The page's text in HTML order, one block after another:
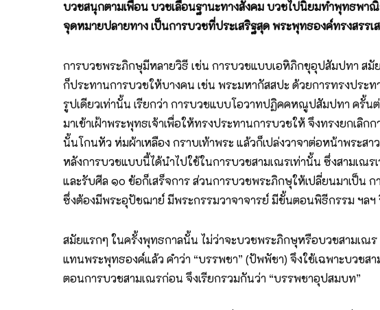
บวชสนุกตามเพื่อน บวชเลื่อนฐานะทางสังคม บวชไปนิยมทำพุทธพา
จุดหมายปลายทาง เป็นการบวชที่ประเสริฐสุด พระพุทธองค์ทรงสรรเ
การบวชพระภิกษุมีหลายวิธี เช่น การบวชแบบเอหิภิกขุอุปสัมปทา ส
ก็ประทานการบวชให้บางคน เช่น พระมหากัสสปะ ด้วยการทรงปร
รูปเดียวเท่านั้น เรียกว่า การบวชแบบโอวาทปฏิคคหณูปสัมปทา ครั้น
มาเข้าเฝ้าพระพุทธเจ้าเพื่อให้ทรงประทานการบวชให้ จึงทรงยก
นั้นโกนหัว ห่มผ้าเหลือง กราบเท้าพระ แล้วก็เปล่งวาจาต่อหน้าพระ
หลังการบวชแบบนี้ได้นำไปใช้ในการบวชสามเณรเท่านั้น ซึ่งสามเณ
และรับศีล ๑๐ ข้อก็เสร็จการ ส่วนการบวชพระภิกษุให้เปลี่ยนมาเ
ซึ่งต้องมีพระอุปัชฌาย์ มีพระกรรมวาจาจารย์ มีขั้นตอนพิธีกรรม ฯ
สมัยแรกๆ ในครั้งพุทธกาลนั้น ไม่ว่าจะบวชพระภิกษุหรือบวชสามเณ
แทนพระพุทธองค์แล้ว คำว่า “บรรพชา” (ปัพพัชา) จึงใช้เฉพาะบวช
ตอนการบวชสามเณรก่อน จึงเรียกรวมกันว่า “บรรพชาอุปสมบท”